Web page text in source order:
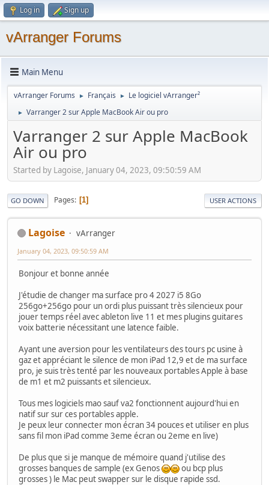
Log in Sign up
vArranger Forums
Main Menu
vArranger Forums ► Français ► Le logiciel vArranger²
► Varranger 2 sur Apple MacBook Air ou pro
Varranger 2 sur Apple MacBook
Air ou pro
Started by Lagoise, January 04, 2023, 09:50:59 AM
GO DOWN Pages 1 USER ACTIONS
Lagoise vArranger
January 04, 2023, 09:50:59 AM
Bonjour et bonne année
J'étudie de changer ma surface pro 4 2027 i5 8Go
256go+256go pour un ordi plus puissant très silencieux pour
jouer temps réel avec ableton live 11 et mes plugins guitares
voix batterie nécessitant une latence faible.
Ayant une aversion pour les ventilateurs des tours pc usine à
gaz et appréciant le silence de mon iPad 12,9 et de ma surface
pro, je suis très tenté par les nouveaux portables Apple à base
de m1 et m2 puissants et silencieux.
Tous mes logiciels mao sauf va2 fonctionnent aujourd'hui en
natif sur sur ces portables apple.
Je peux leur connecter mon écran 34 pouces et utiliser en plus
sans fil mon iPad comme 3eme écran ou 2eme en live)
De plus que si je manque de mémoire quand j'utilise des
grosses banques de sample (ex Genos
ou bcp plus
grosses ) le Mac peut swapper sur le disque rapide ssd.